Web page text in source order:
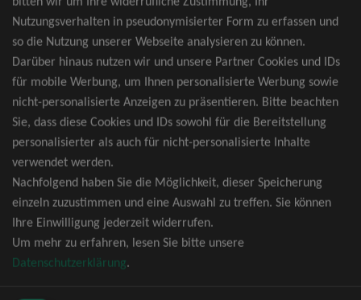
sein, erhalten Sie von uns Tickets für die
nächst bessere Kategorie. Und das
kostenfrei und völlig automatisch.
TOP-Events
André Rieu Tickets
David Garrett Tickets
Andrea Berg Tickets
Backstreet Boys Tickets
Unheilig Tickets
Santiano Tickets
Nutzungsverhalten in pseudonymisierter Form zu erfassen und
so die Nutzung unserer Webseite analysieren zu können.
Darüber hinaus nutzen wir und unsere Partner Cookies und IDs
für mobile Werbung, um Ihnen personalisierte Werbung sowie
nicht-personalisierte Anzeigen zu präsentieren. Bitte beachten
Sie, dass diese Cookies und IDs sowohl für die Bereitstellung
personalisierter als auch für nicht-personalisierte Inhalte
verwendet werden.
Nachfolgend haben Sie die Möglichkeit, dieser Speicherung
einzeln zuzustimmen und eine Auswahl zu treffen. Sie können
Ihre Einwilligung jederzeit widerrufen.
Um mehr zu erfahren, lesen Sie bitte unsere
Datenschutzerklärung.